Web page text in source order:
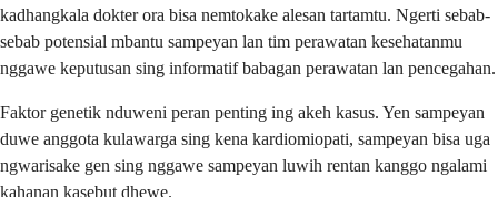
kadhangkala dokter ora bisa nemtokake alesan tartamtu. Ngerti sebab-
sebab potensial mbantu sampeyan lan tim perawatan kesehatanmu
nggawe keputusan sing informatif babagan perawatan lan pencegahan.
Faktor genetik nduweni peran penting ing akeh kasus. Yen sampeyan
duwe anggota kulawarga sing kena kardiomiopati, sampeyan bisa uga
ngwarisake gen sing nggawe sampeyan luwih rentan kanggo ngalami
kahanan kasebut dhewe.